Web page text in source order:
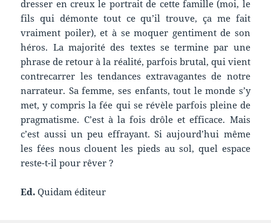
dresser en creux le portrait de cette famille (moi, le
fils qui démonte tout ce qu’il trouve, ça me fait
vraiment poiler), et à se moquer gentiment de son
héros. La majorité des textes se termine par une
phrase de retour à la réalité, parfois brutal, qui vient
contrecarrer les tendances extravagantes de notre
narrateur. Sa femme, ses enfants, tout le monde s’y
met, y compris la fée qui se révèle parfois pleine de
pragmatisme. C’est à la fois drôle et efficace. Mais
c’est aussi un peu effrayant. Si aujourd’hui même
les fées nous clouent les pieds au sol, quel espace
reste-t-il pour rêver ?
Ed. Quidam éditeur